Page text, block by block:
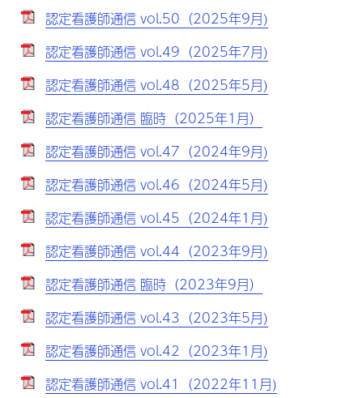
認定看護師通信 vol.50（2025年9月)
認定看護師通信 vol.49（2025年7月)
認定看護師通信 vol.48（2025年5月)
認定看護師通信 臨時（2025年1月）
認定看護師通信 vol.47（2024年9月)
認定看護師通信 vol.46（2024年5月)
認定看護師通信 vol.45（2024年1月)
認定看護師通信 vol.44（2023年9月)
認定看護師通信 臨時（2023年9月）
認定看護師通信 vol.43（2023年5月)
認定看護師通信 vol.42（2023年1月)
認定看護師通信 vol.41（2022年11月)